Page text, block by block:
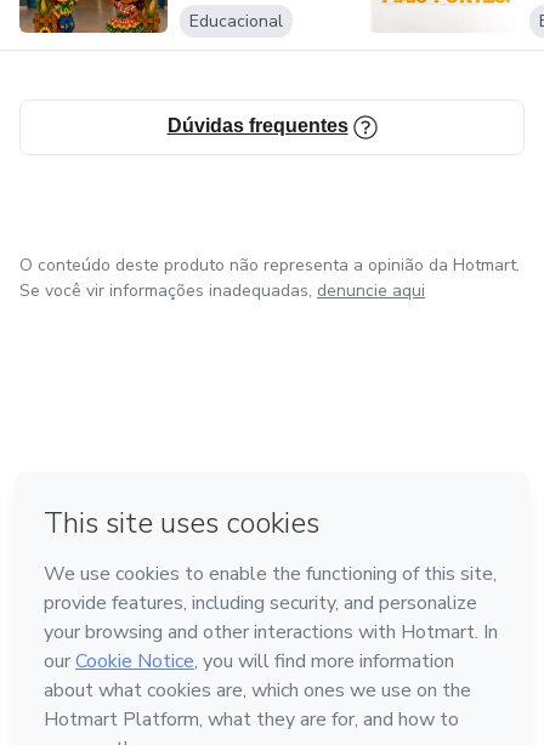
Educacional
Dúvidas frequentes
O conteúdo deste produto não representa a opinião da Hotmart.
Se você vir informações inadequadas, denuncie aqui
Feito com ❤ em Bogotá
Conheça a Hotmart
Idioma